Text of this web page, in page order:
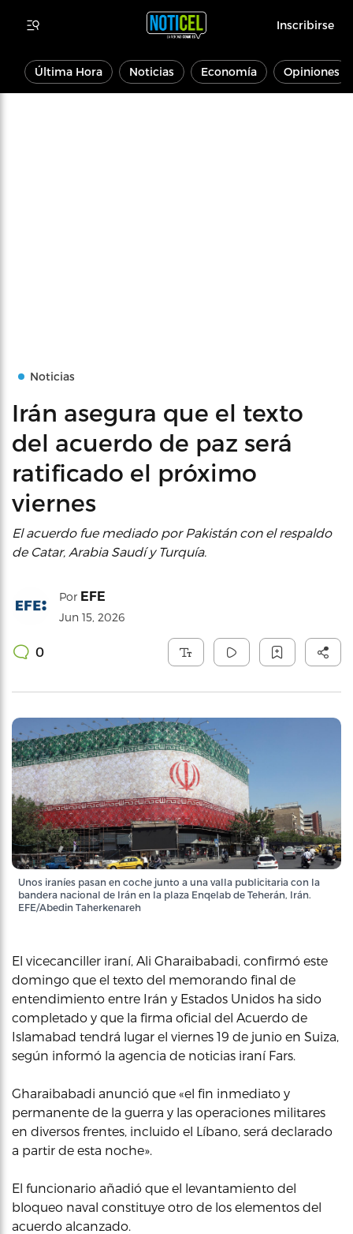
Inscribirse
Última Hora Noticias Economía Opiniones
Noticias
Irán asegura que el texto
del acuerdo de paz será
ratificado el próximo
viernes
El acuerdo fue mediado por Pakistán con el respaldo
de Catar, Arabia Saudí y Turquía.
Por EFE
Jun 15, 2026
0
Unos iraníes pasan en coche junto a una valla publicitaria con la
bandera nacional de Irán en la plaza Enqelab de Teherán, Irán.
EFE/Abedin Taherkenareh
El vicecanciller iraní, Ali Gharaibabadi, confirmó este
domingo que el texto del memorando final de
entendimiento entre Irán y Estados Unidos ha sido
completado y que la firma oficial del Acuerdo de
Islamabad tendrá lugar el viernes 19 de junio en Suiza,
según informó la agencia de noticias iraní Fars.
Gharaibabadi anunció que «el fin inmediato y
permanente de la guerra y las operaciones militares
en diversos frentes, incluido el Líbano, será declarado
a partir de esta noche».
El funcionario añadió que el levantamiento del
bloqueo naval constituye otro de los elementos del
acuerdo alcanzado.